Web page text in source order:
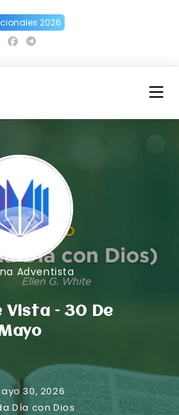
2026
Adventista
Vista – 30 De
30, 2026
Día con Dios